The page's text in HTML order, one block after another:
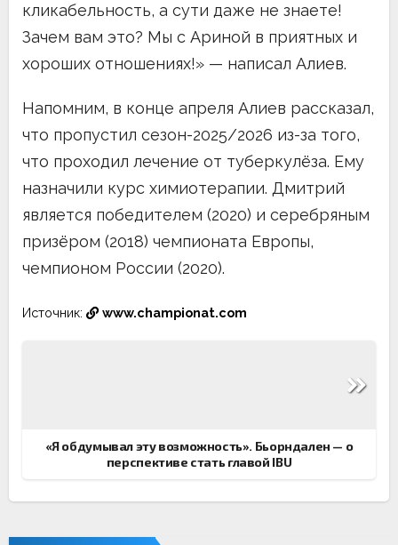
кликабельность, а сути даже не знаете!
Зачем вам это? Мы с Ариной в приятных и
хороших отношениях!» — написал Алиев.
Напомним, в конце апреля Алиев рассказал,
что пропустил сезон-2025/2026 из-за того,
что проходил лечение от туберкулёза. Ему
назначили курс химиотерапии. Дмитрий
является победителем (2020) и серебряным
призёром (2018) чемпионата Европы,
чемпионом России (2020).
Источник: www.championat.com
«Я обдумывал эту возможность». Бьорндален — о
перспективе стать главой IBU